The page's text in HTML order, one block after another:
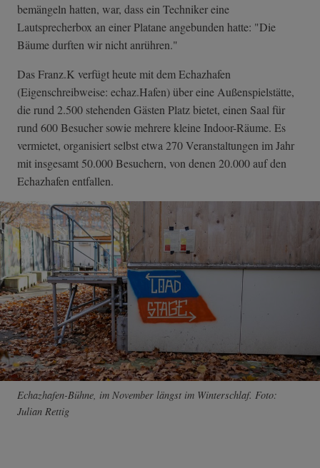
bemängeln hatten, war, dass ein Techniker eine
Lautsprecherbox an einer Platane angebunden hatte: "Die
Bäume durften wir nicht anrühren."
Das Franz.K verfügt heute mit dem Echazhafen
(Eigenschreibweise: echaz.Hafen) über eine Außenspielstätte,
die rund 2.500 stehenden Gästen Platz bietet, einen Saal für
rund 600 Besucher sowie mehrere kleine Indoor-Räume. Es
vermietet, organisiert selbst etwa 270 Veranstaltungen im Jahr
mit insgesamt 50.000 Besuchern, von denen 20.000 auf den
Echazhafen entfallen.
Echazhafen-Bühne, im November längst im Winterschlaf. Foto:
Julian Rettig